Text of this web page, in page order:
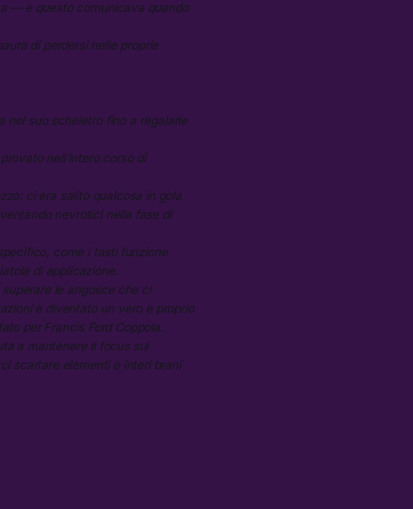
— e questo comunicava quando
di perdersi nelle proprie
nel suo scheletro fino a regalarle
nell’intero corso di
ci era salito qualcosa in gola
nevrotici nella fase di
come i tasti funzione
di applicazione.
le angosce che ci
è diventato un vero e proprio
per Francis Ford Coppola.
a mantenere il focus sui
scartare elementi e interi brani